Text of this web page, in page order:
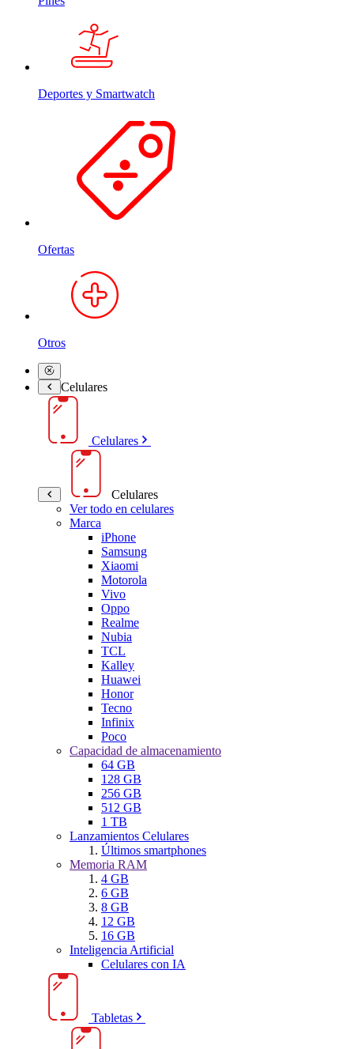
Deportes y Smartwatch
Ofertas
Otros
Celulares
Celulares
Celulares
Ver todo en celulares
Marca
iPhone
Samsung
Xiaomi
Motorola
Vivo
Oppo
Realme
Nubia
TCL
Kalley
Huawei
Honor
Tecno
Infinix
Poco
Capacidad de almacenamiento
64 GB
128 GB
256 GB
512 GB
1 TB
Lanzamientos Celulares
Últimos smartphones
Memoria RAM
4 GB
6 GB
8 GB
12 GB
16 GB
Inteligencia Artificial
Celulares con IA
Tabletas